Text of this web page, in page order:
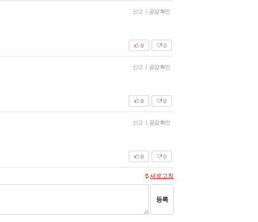
신고 | 공감 확인
0
0
신고 | 공감 확인
0
0
신고 | 공감 확인
0
0
새로고침
등록